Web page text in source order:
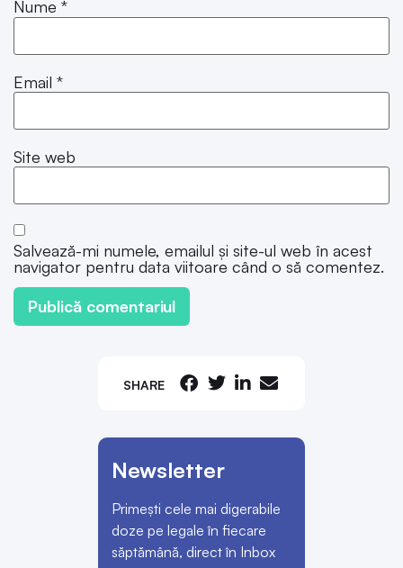
SHARE
Newsletter
Primești cele mai digerabile
doze pe legale în fiecare
săptămână, direct în Inbox
Nume *
Email *
Site web
Salvează-mi numele, emailul și site-ul web în acest
navigator pentru data viitoare când o să comentez.